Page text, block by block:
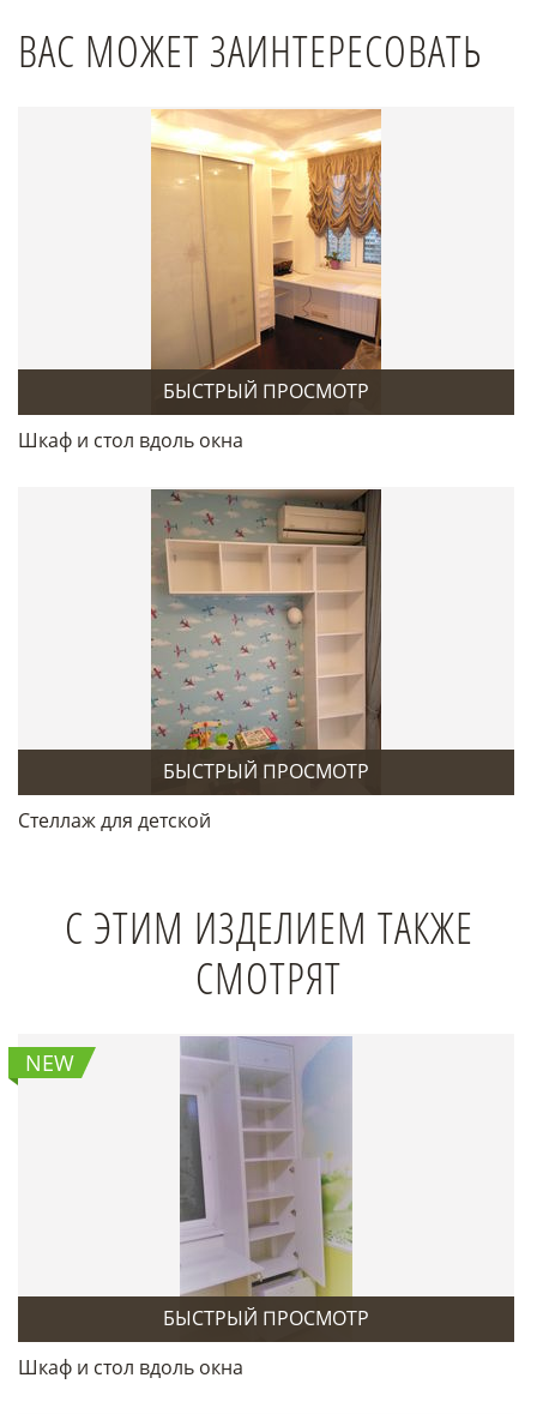
ВАС МОЖЕТ ЗАИНТЕРЕСОВАТЬ
БЫСТРЫЙ ПРОСМОТР
Шкаф и стол вдоль окна
БЫСТРЫЙ ПРОСМОТР
Стеллаж для детской
С ЭТИМ ИЗДЕЛИЕМ ТАКЖЕ
СМОТРЯТ
БЫСТРЫЙ ПРОСМОТР
Шкаф и стол вдоль окна
NEW